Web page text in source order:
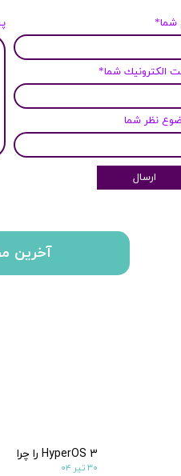
شما*
الكترونيك شما*
نظر شما
ارسال
آخرین
HyperOS 3 را چرا
۳۰ تیر ۰۴